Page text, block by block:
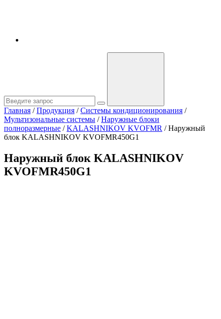
Главная / Продукция / Системы кондиционирования /
Мультизональные системы / Наружные блоки
полноразмерные / KALASHNIKOV KVOFMR /Наружный
блок KALASHNIKOV KVOFMR450G1
Наружный блок KALASHNIKOV
KVOFMR450G1